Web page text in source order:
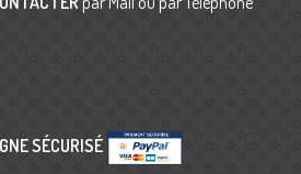
SÉCURISÉ